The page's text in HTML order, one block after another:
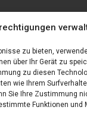
zu bieten,
über Ihr Gerät zu
zu diesen
wie Ihrem
Sie Ihre Zustimmung
Funktionen und
Schreibtisch